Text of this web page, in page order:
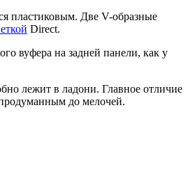
пластиковым. Две V-образные
Direct.
вуфера на задней панели, как у
лежит в ладони. Главное отличие
до мелочей.